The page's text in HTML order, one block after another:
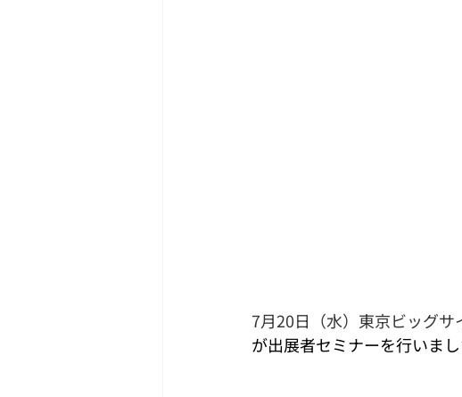
7月20日（水）東京ビッグサ
が出展者セミナーを行いまし